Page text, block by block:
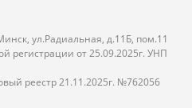
ул.Радиальная, д.11Б, пом.11
регистрации от 25.09.2025г. УНП
реестр 21.11.2025г. №762056